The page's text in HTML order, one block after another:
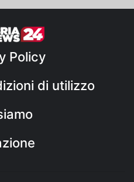
Policy
di utilizzo